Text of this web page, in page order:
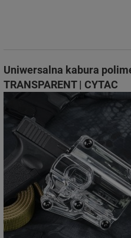
Uniwersalna kabura
TRANSPARENT | CYTAC